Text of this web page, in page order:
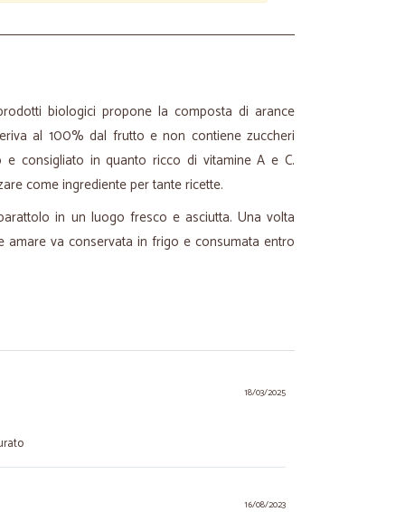
biologici propone la composta di arance
al 100% dal frutto e non contiene zuccheri
e consigliato in quanto ricco di vitamine A e C.
come ingrediente per tante ricette.
in un luogo fresco e asciutta. Una volta
amare va conservata in frigo e consumata entro
18/03/2025
16/08/2023